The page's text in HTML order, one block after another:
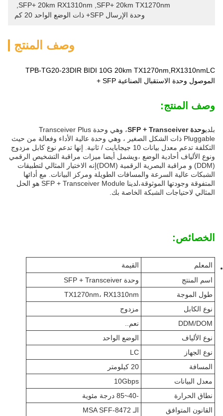
SFP+ 20km TX1270nm
SFP+ 20km RX1310nm
وحدة الإرسال SFP+ ذات الوضع الواحد 20 كم
وصف المنتج
TPB-TG20-23DIR BIDI 10G 20km TX1270nm,RX1310nmLC
الموصول وحدة الاستقبال الصناعية SFP +
وصف المنتج:
بلديوحدة SFP + Transceiver
، وهي وحدة Transceiver Plus
Pluggable ذات الشكل الصغير ، وهي وحدة عالية الأداء وفعالة من حيث
التكلفة تدعم معدل بيانات 10 جيجابايت / ثانية. إنها تدعم نوع كابل مزدوج
ونوع الألياف أحادية الوضع ،ويشمل أيضا ميزات مراقبة التشخيص الرقمي
(DDM) و مراقبة البصرية الرقمية (DOM)إنه الاختيار المثالي لتطبيقات
الشبكات عالية السرعة والمسافات الطويلة ومركز البيانات. مع أدائها
المتفوقة وجودتها الموثوقة،لدينا SFP + Transceiver Module هو الحل
المثالي لاحتياجات الشبكة الخاصة بك.
الخصائص:
المعلم
القيمة
اسم المنتج
وحدة SFP + Transceiver
طول الموجة
TX1270nm، RX1310nm
نوع الكابل
مزدوج
DDM/DOM
نعم..
نوع الألياف
الوضع الواحد
نوع الجهاز
LC
المسافة
20 كيلومتر
معدل البيانات
10Gbps
نطاق الحرارة
-40~85 درجة مئوية
القانون المتوافق
الـ MSA SFF-8472